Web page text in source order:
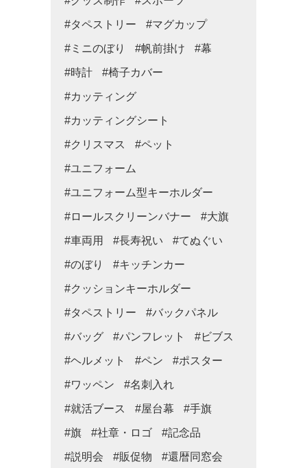
#タペストリー #マグカップ
#ミニのぼり #帆前掛け #幕
#時計 #椅子カバー
#カッティング
#カッティングシート
#クリスマス #ペット
#ユニフォーム
#ユニフォーム型キーホルダー
#ロールスクリーンバナー #大旗
#車両用 #長寿祝い #てぬぐい
#のぼり #キッチンカー
#クッションキーホルダー
#タペストリー #バックパネル
#バッグ #パンフレット #ビブス
#ヘルメット #ペン #ポスター
#ワッペン #名刺入れ
#就活ブース #屋台幕 #手旗
#旗 #社章・ロゴ #記念品
#説明会 #販促物 #還暦同窓会